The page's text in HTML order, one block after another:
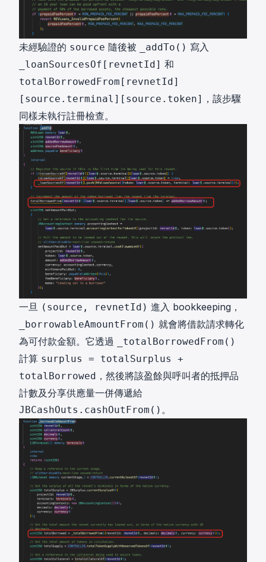
未經驗證的 source 隨後被 _addTo() 寫入
_loanSourcesOf[revnetId] 和
totalBorrowedFrom[revnetId]
[source.terminal][source.token] ，該步驟
同樣未執行註冊檢查。
一旦 (source, revnetId) 進入 bookkeeping，
_borrowableAmountFrom() 就會將借款請求轉化
為可付款金額。它透過
_totalBorrowedFrom()
計算 surplus = totalSurplus +
totalBorrowed ，然後將該盈餘與呼叫者的抵押品
計數及分享供應量一併傳遞給
JBCashOuts.cashOutFrom() 。